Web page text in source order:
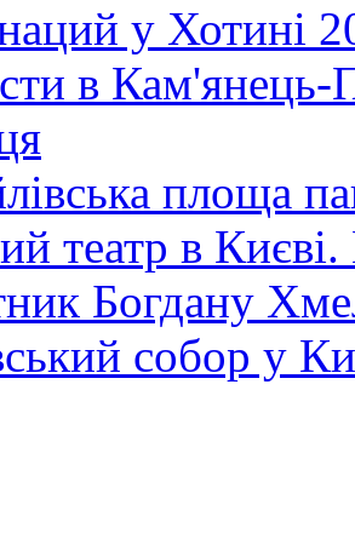
у Хотині
в Кам'янець-
площа
театр в
Богдану
собор у